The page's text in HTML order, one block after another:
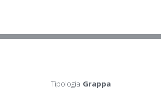
Tipologia Grappa